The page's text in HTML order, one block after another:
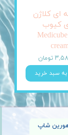
ای کلاژن
کیوب
تومان
به سبد خرید
شاپ